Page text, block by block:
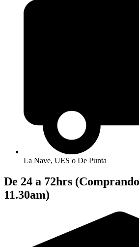
La Nave, UES o De Punta
De 24 a 72hrs
11.30am)